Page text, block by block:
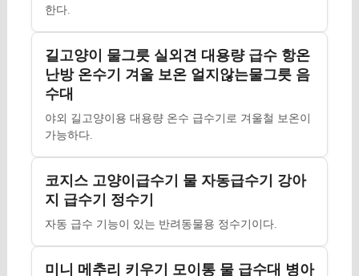
한다.
길고양이 물그릇 실외견 대용량 급수 항온
난방 온수기 겨울 보온 얼지않는물그릇 음
수대
야외 길고양이용 대용량 온수 급수기로 겨울철 보온이
가능하다.
코지스 고양이급수기 물 자동급수기 강아
지 급수기 정수기
자동 급수 기능이 있는 반려동물용 정수기이다.
미니 메추리 키우기 모이통 물 급수대 병아